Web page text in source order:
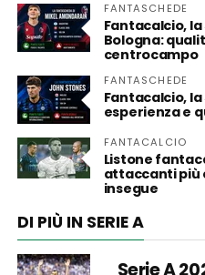
FANTASCHEDE
Fantacalcio,
Bologna:
centrocampo
FANTASCHEDE
Fantacalcio,
esperienza e
FANTACALCIO
Listone
attaccanti più
insegue
DI PIÙ IN SERIE A